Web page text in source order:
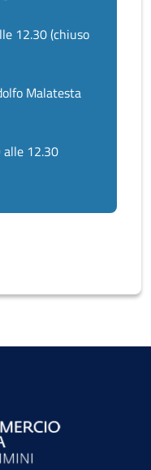
12.30 (chiuso
Malatesta
12.30